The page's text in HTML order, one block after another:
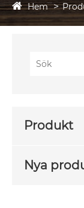
Hem
Produkt
Nya